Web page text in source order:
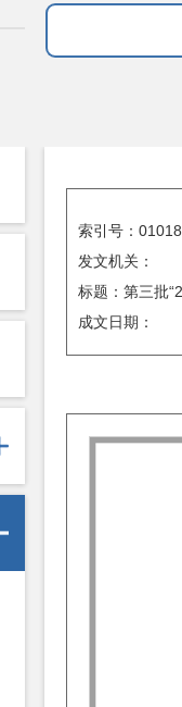
索引号：
发文机关：
标题：第三批
成文日期：